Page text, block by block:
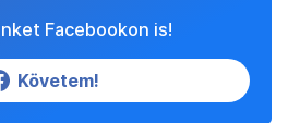
Facebookon is!
Követem!